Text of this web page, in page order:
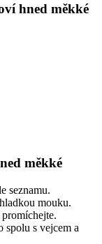
hned měkké
měkké
seznamu.
mouku.
spolu s vejcem a